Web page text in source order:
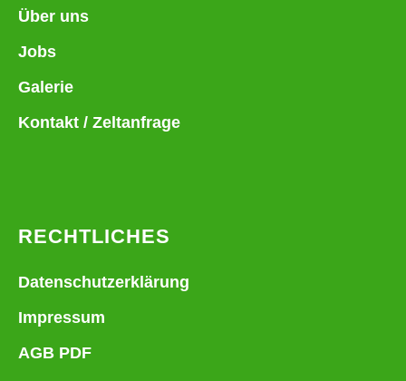
Über uns
Jobs
Galerie
Kontakt / Zeltanfrage
RECHTLICHES
Datenschutzerklärung
Impressum
AGB PDF